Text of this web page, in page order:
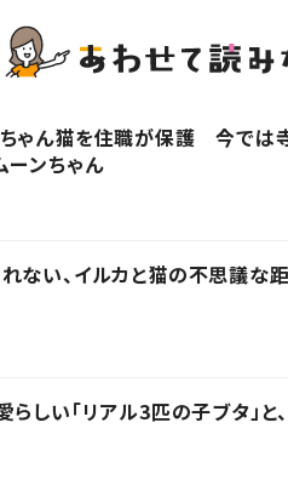
ゃん猫を住職が保護 今では
ンちゃん
ない、イルカと猫の不思議
らしい「リアル3匹の子ブタ」